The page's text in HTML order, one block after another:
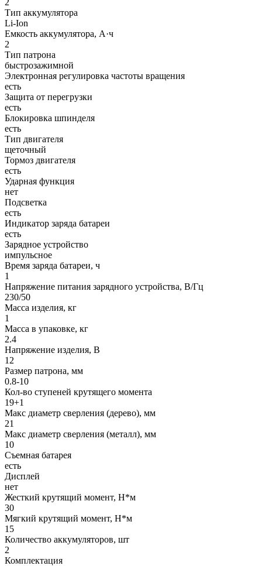
Тип аккумулятора
Li-Ion
Емкость аккумулятора, А·ч
2
Тип патрона
быстрозажимной
Электронная регулировка частоты вращения
есть
Защита от перегрузки
есть
Блокировка шпинделя
есть
Тип двигателя
щеточный
Тормоз двигателя
есть
Ударная функция
нет
Подсветка
есть
Индикатор заряда батареи
есть
Зарядное устройство
импульсное
Время заряда батареи, ч
1
Напряжение питания зарядного устройства, В/Гц
230/50
Масса изделия, кг
1
Масса в упаковке, кг
2.4
Напряжение изделия, В
12
Размер патрона, мм
0.8-10
Кол-во ступеней крутящего момента
19+1
Макс диаметр сверления (дерево), мм
21
Макс диаметр сверления (металл), мм
10
Съемная батарея
есть
Дисплей
нет
Жесткий крутящий момент, Н*м
30
Мягкий крутящий момент, Н*м
15
Количество аккумуляторов, шт
2
Комплектация